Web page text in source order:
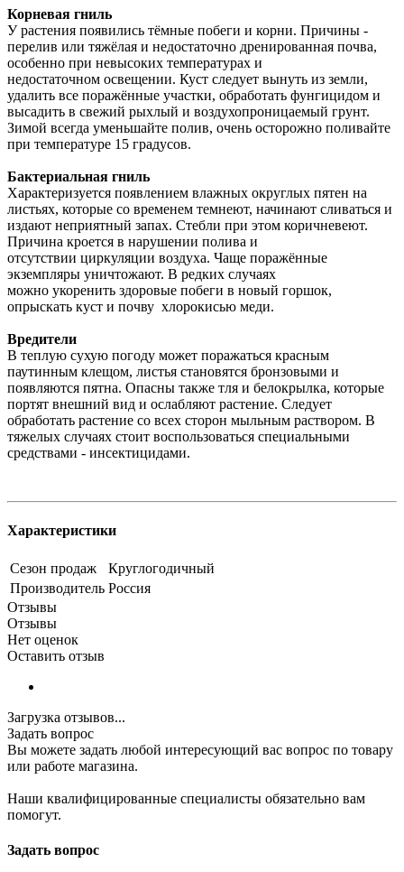
Корневая гниль
У растения появились тёмные побеги и корни. Причины -
перелив или тяжёлая и недостаточно дренированная почва,
особенно при невысоких температурах и
недостаточном освещении. Куст следует вынуть из земли,
удалить все поражённые участки, обработать фунгицидом и
высадить в свежий рыхлый и воздухопроницаемый грунт.
Зимой всегда уменьшайте полив, очень осторожно поливайте
при температуре 15 градусов.
Бактериальная гниль
Характеризуется появлением влажных округлых пятен на
листьях, которые со временем темнеют, начинают сливаться и
издают неприятный запах. Стебли при этом коричневеют.
Причина кроется в нарушении полива и
отсутствии циркуляции воздуха. Чаще поражённые
экземпляры уничтожают. В редких случаях
можно укоренить здоровые побеги в новый горшок,
опрыскать куст и почву хлорокисью меди.
Вредители
В теплую сухую погоду может поражаться красным
паутинным клещом, листья становятся бронзовыми и
появляются пятна. Опасны также тля и белокрылка, которые
портят внешний вид и ослабляют растение. Следует
обработать растение со всех сторон мыльным раствором. В
тяжелых случаях стоит воспользоваться специальными
средствами - инсектицидами.
Характеристики
Сезон продаж
Круглогодичный
Производитель Россия
Отзывы
Отзывы
Нет оценок
Оставить отзыв
Загрузка отзывов...
Задать вопрос
Вы можете задать любой интересующий вас вопрос по товару
или работе магазина.
Наши квалифицированные специалисты обязательно вам
помогут.
Задать вопрос